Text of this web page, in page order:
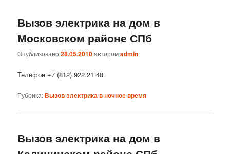
Вызов электрика на дом в
Московском районе СПб
Опубликовано28.05.2010авторомadmin
Телефон +7 (812) 922 21 40.
Рубрика:Вызов электрика в ночное время
Вызов электрика на дом в